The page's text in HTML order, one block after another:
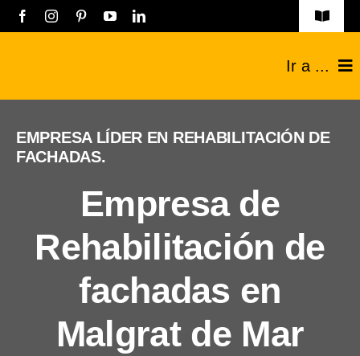
Saltar
Toggle
Listado empresas
Registro Empresas
Política de privacidad
Ir a ...
Técnicos
Industriales
Sobre nosotros
Blog
EMPRESA LÍDER EN REHABILITACIÓN DE
FACHADAS.
Empresa de
Rehabilitación de
fachadas en
Malgrat de Mar